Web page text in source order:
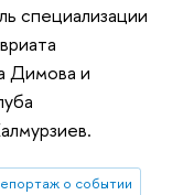
специализации
Димова и
о событии